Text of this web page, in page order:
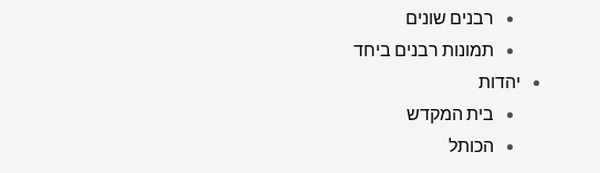
רבנים שונים
תמונות רבנים ביחד
יהדות
בית המקדש
הכותל